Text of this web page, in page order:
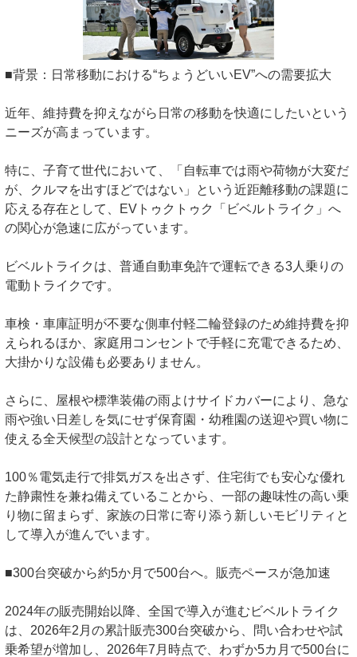
■背景：日常移動における“ちょうどいいEV”への需要拡大
近年、維持費を抑えながら日常の移動を快適にしたいという
ニーズが高まっています。
特に、子育て世代において、「自転車では雨や荷物が大変だ
が、クルマを出すほどではない」という近距離移動の課題に
応える存在として、EVトゥクトゥク「ビベルトライク」へ
の関心が急速に広がっています。
ビベルトライクは、普通自動車免許で運転できる3人乗りの
電動トライクです。
車検・車庫証明が不要な側車付軽二輪登録のため維持費を抑
えられるほか、家庭用コンセントで手軽に充電できるため、
大掛かりな設備も必要ありません。
さらに、屋根や標準装備の雨よけサイドカバーにより、急な
雨や強い日差しを気にせず保育園・幼稚園の送迎や買い物に
使える全天候型の設計となっています。
100％電気走行で排気ガスを出さず、住宅街でも安心な優れ
た静粛性を兼ね備えていることから、一部の趣味性の高い乗
り物に留まらず、家族の日常に寄り添う新しいモビリティと
して導入が進んでいます。
■300台突破から約5か月で500台へ。販売ペースが急加速
2024年の販売開始以降、全国で導入が進むビベルトライク
は、2026年2月の累計販売300台突破から、問い合わせや試
乗希望が増加し、2026年7月時点で、わずか5カ月で500台に